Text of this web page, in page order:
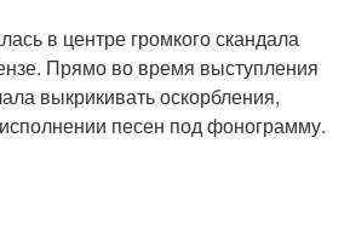
в центре громкого скандала
Прямо во время выступления
выкрикивать оскорбления,
песен под фонограмму.